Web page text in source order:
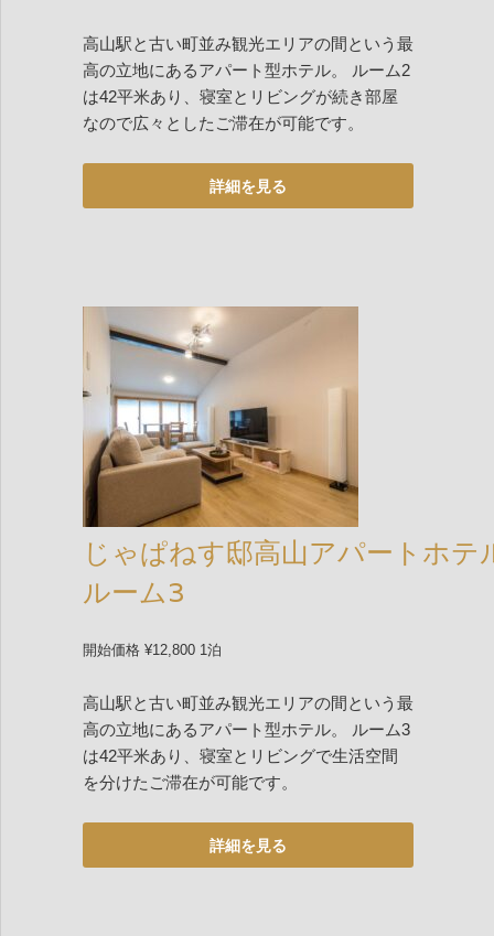
高山駅と古い町並み観光エリアの間という最
高の立地にあるアパート型ホテル。 ルーム2
は42平米あり、寝室とリビングが続き部屋
なので広々としたご滞在が可能です。
じゃぱねす邸高山アパートホテ
ルーム3
開始価格 ¥12,800 1泊
高山駅と古い町並み観光エリアの間という最
高の立地にあるアパート型ホテル。 ルーム3
は42平米あり、寝室とリビングで生活空間
を分けたご滞在が可能です。